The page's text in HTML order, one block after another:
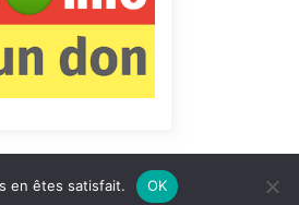
Informations légales
en êtes satisfait. OK